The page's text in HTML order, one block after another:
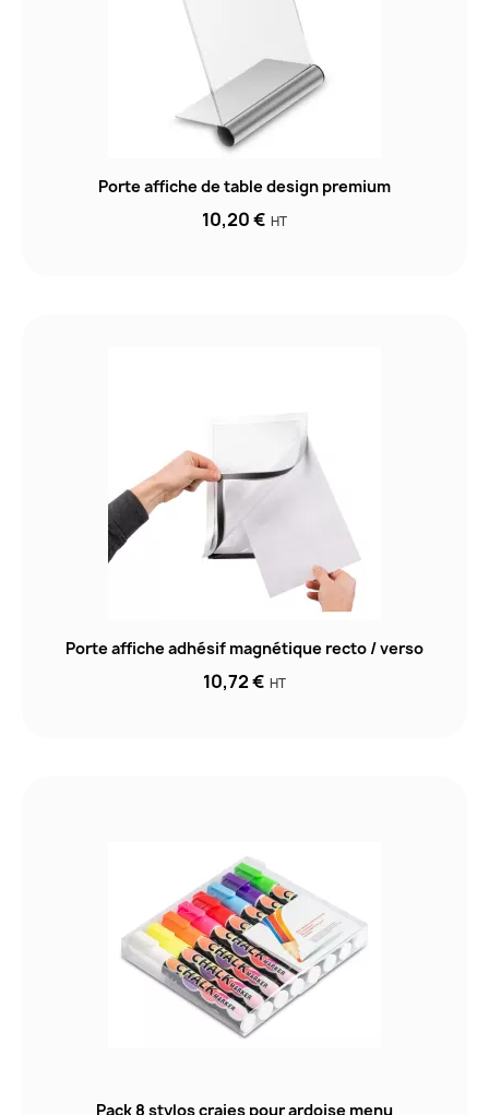
Porte affiche de table design premium
10,20 € HT
Porte affiche adhésif magnétique recto / verso
10,72 € HT
Pack 8 stylos craies pour ardoise menu